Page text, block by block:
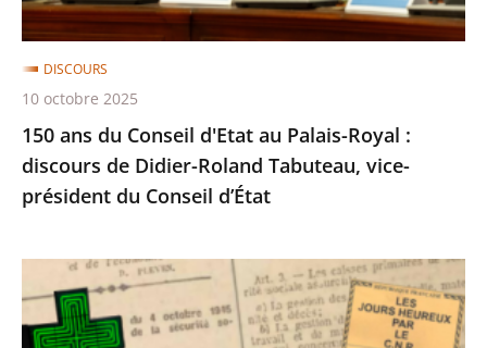
:
discours
de
Didier-
Roland
Tabuteau,
vice-
du
Conseil
d’État
150 ans du Conseil d'Etat au Palais-Royal :
discours de Didier-Roland Tabuteau, vice-
président du Conseil d’État
DISCOURS
10 octobre 2025
ans
de